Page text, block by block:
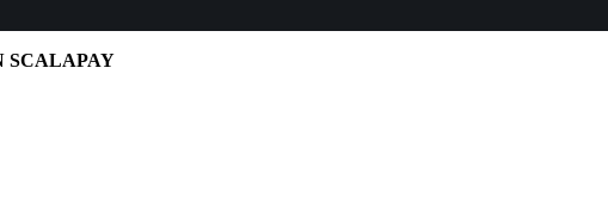
SCALAPAY